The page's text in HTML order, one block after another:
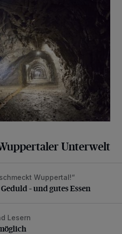
Unterwelt
– und gutes Essen
Wuppertal!“
– und gutes Essen
Lesern